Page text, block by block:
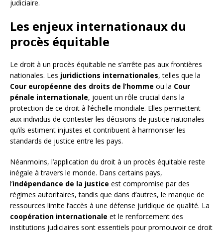
judiciaire.
Les enjeux internationaux du
procès équitable
Le droit à un procès équitable ne s’arrête pas aux frontières
nationales. Les juridictions internationales, telles que la
Cour européenne des droits de l’homme ou la Cour
pénale internationale, jouent un rôle crucial dans la
protection de ce droit à l’échelle mondiale. Elles permettent
aux individus de contester les décisions de justice nationales
qu’ils estiment injustes et contribuent à harmoniser les
standards de justice entre les pays.
Néanmoins, l’application du droit à un procès équitable reste
inégale à travers le monde. Dans certains pays,
l’indépendance de la justice est compromise par des
régimes autoritaires, tandis que dans d’autres, le manque de
ressources limite l’accès à une défense juridique de qualité. La
coopération internationale et le renforcement des
institutions judiciaires sont essentiels pour promouvoir ce droit